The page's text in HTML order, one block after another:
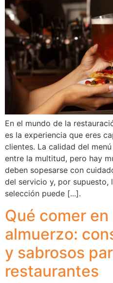
En el mundo de la
es la experiencia que eres
clientes. La calidad del
entre la multitud, pero hay
deben sopesarse con
del servicio y, por supuesto,
selección puede [...].
Qué comer
almuerzo:
y sabrosos
restaurantes